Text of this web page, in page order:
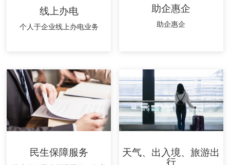
线上办电
个人于企业线上办电业务
助企惠企
助企惠企
民生保障服务 天气、出入境、旅游出
行